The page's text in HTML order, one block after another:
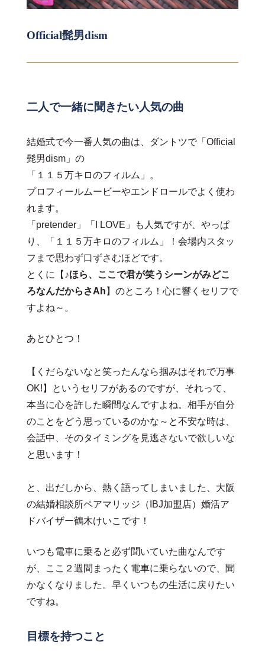
Official髭男dism
二人で一緒に聞きたい人気の曲
結婚式で今一番人気の曲は、ダントツで「Official
髭男dism」の
「１１５万キロのフィルム」。
プロフィールムービーやエンドロールでよく使わ
れます。
「pretender」「I LOVE」も人気ですが、やっぱ
り、「１１５万キロのフィルム」！会場内スタッ
フまで思わず口ずさむほどです。
とくに【♪ほら、ここで君が笑うシーンがみどこ
ろなんだからさAh 】のところ！心に響くセリフで
すよね～。
あとひとつ！
【くだらないなと笑ったんなら掴みはそれで万事
OK!】というセリフがあるのですが、それって、
本当に心を許した瞬間なんですよね。相手が自分
のことをどう思っているのかな～と不安な時は、
会話中、そのタイミングを見逃さないで欲しいな
と思います！
と、出だしから、熱く語ってしまいました、大阪
の結婚相談所ペアマリッジ（IBJ加盟店）婚活ア
ドバイザー鶴木けいこです！
いつも電車に乗ると必ず聞いていた曲なんです
が、ここ２週間まったく電車に乗らないので、聞
かなくなりました。早くいつもの生活に戻りたい
ですね。
目標を持つこと